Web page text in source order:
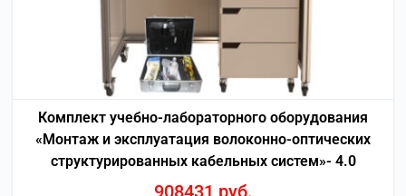
Комплект учебно-лабораторного оборудования
«Монтаж и эксплуатация волоконно-оптических
структурированных кабельных систем»- 4.0
908431 руб.